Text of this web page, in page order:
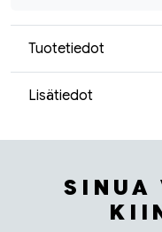
Tuotetiedot
Lisätiedot
SINUA